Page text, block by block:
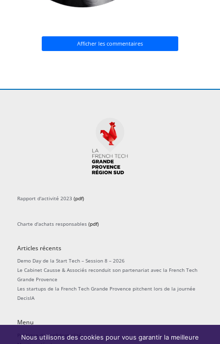
Afficher les commentaires
Rapport d'activité 2023 (pdf)
Charte d'achats responsables (pdf)
Articles récents
Demo Day de la Start Tech – Session 8 – 2026
Le Cabinet Causse & Associés reconduit son partenariat avec la French Tech
Grande Provence
Les startups de la French Tech Grande Provence pitchent lors de la journée
DecisIA
Menu
Politique de confidentialité
Nous utilisons des cookies pour vous garantir la meilleure